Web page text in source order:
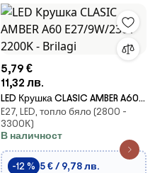
5,79 €
11,32 лв.
LED Крушка CLASIC AMBER A60
E27/9W/230V 2200K - Brilagi
E27, LED, топло бяло (2800 -
3300К)
В наличност
-12 % 5 € / 9,78 лв.